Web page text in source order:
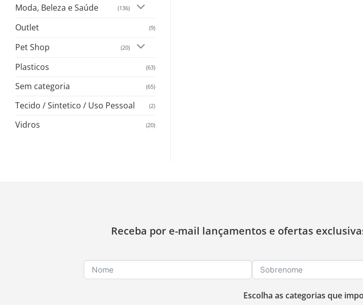
Moda, Beleza e Saúde (136)
Outlet (9)
Pet Shop (20)
Plasticos (63)
Sem categoria (65)
Tecido / Sintetico / Uso Pessoal (2)
Vidros (20)
Receba por e-mail lançamentos e ofertas
Escolha as categorias que